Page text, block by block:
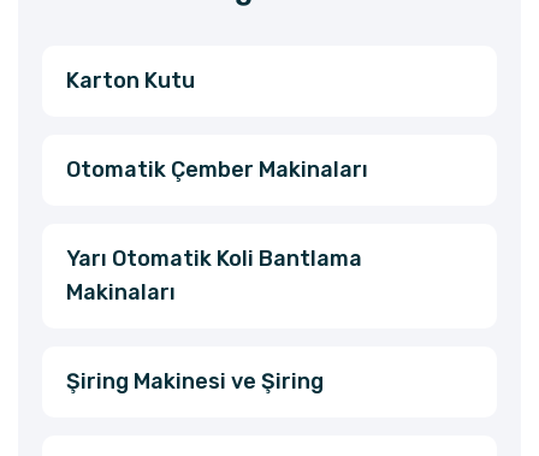
Karton Kutu
Otomatik Çember Makinaları
Yarı Otomatik Koli Bantlama
Makinaları
Şiring Makinesi ve Şiring